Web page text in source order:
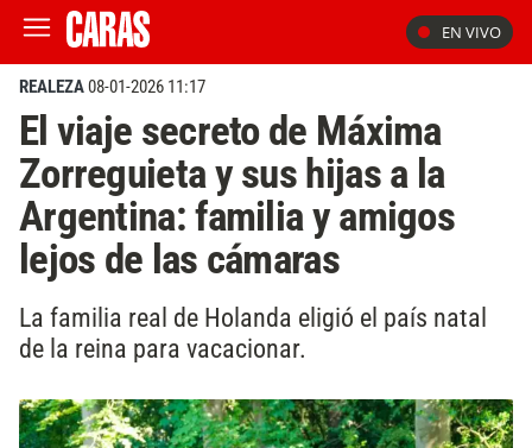
EN VIVO
REALEZA08-01-2026 11:17
El viaje secreto de Máxima
Zorreguieta y sus hijas a la
Argentina: familia y amigos
lejos de las cámaras
La familia real de Holanda eligió el país natal
de la reina para vacacionar.